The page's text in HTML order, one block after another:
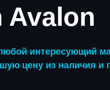
Avalon
интересующий
цену из наличия и